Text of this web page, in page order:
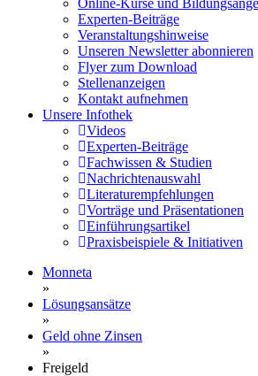
Online-Kurse und
Experten-Beiträge
Veranstaltungshinweise
Unseren Newsletter abonnieren
Flyer zum Download
Stellenanzeigen
Kontakt aufnehmen
Unsere Infothek
Videos
Experten-Beiträge
Fachwissen & Studien
Nachrichtenauswahl
Literaturempfehlungen
Vorträge und Präsentationen
Einführungsartikel
Praxisbeispiele & Initiativen
Monneta
»
Lösungsansätze
»
Geld ohne Zinsen
»
Freigeld